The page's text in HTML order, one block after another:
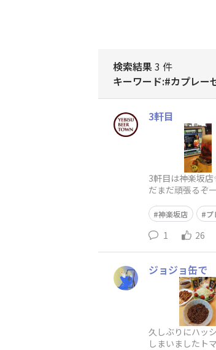
検索結果3 件
キーワード:#カプレー
3軒目
3軒目は神楽坂
だまだ頑張るぞ
神楽坂店 プ
1 26
ジョジョ缶で
久しぶりにハッ
しまいましたト